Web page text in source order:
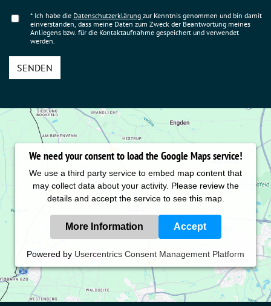
* Ich habe die Datenschutzerklärung zur Kenntnis genommen und bin damit
einverstanden, dass meine Daten zum Zweck der Beantwortung meines
Anliegens bzw. für die Kontaktaufnahme gespeichert und verwendet
werden.
SENDEN
We need your consent to load the Google Maps service!
We use a third party service to embed map content that
may collect data about your activity. Please review the
details and accept the service to see this map.
More Information Accept
Powered by Usercentrics Consent Management Platform